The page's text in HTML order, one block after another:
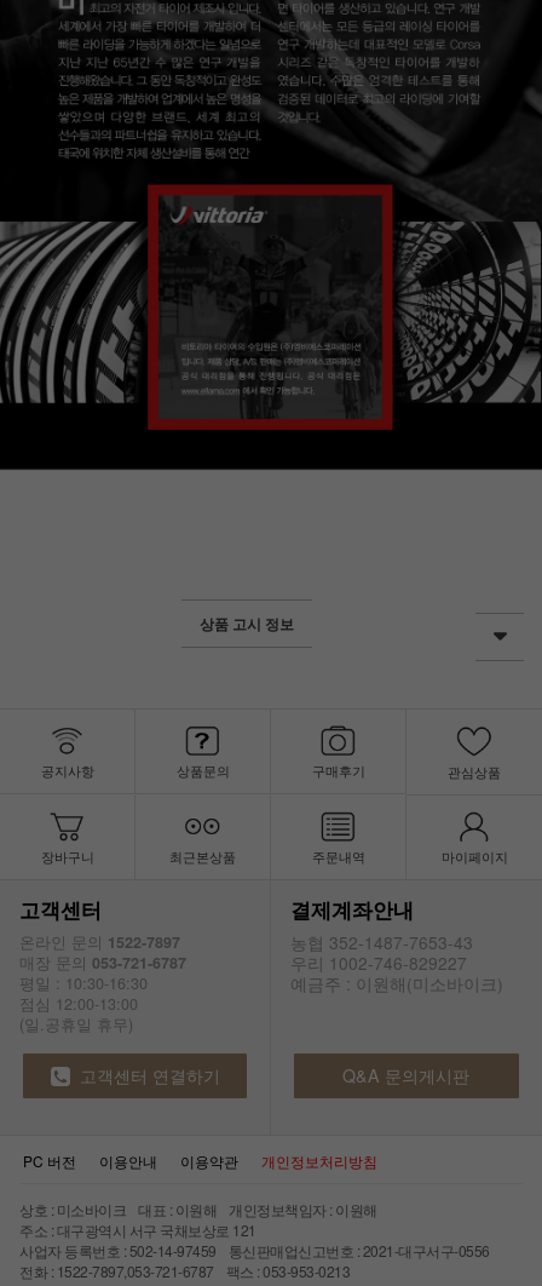
상품 고시 정보
공지사항 상품문의 구매후기 관심상품
장바구니 최근본상품 주문내역 마이페이지
고객센터
온라인 문의 1522-7897
매장 문의 053-721-6787
평일 : 10:30-16:30
점심 12:00-13:00
(일.공휴일 휴무)
결제계좌안내
농협 352-1487-7653-43
우리 1002-746-829227
예금주 : 이원해(미소바이크)
고객센터 연결하기 Q&A 문의게시판
PC 버전 이용안내 이용약관 개인정보처리방침
상호 : 미소바이크 대표 : 이원해 개인정보책임자 : 이원해
주소 : 대구광역시 서구 국채보상로 121
사업자 등록번호 : 502-14-97459 통신판매업신고번호 : 2021-대구서구-0556
전화 : 1522-7897,053-721-6787 팩스 : 053-953-0213